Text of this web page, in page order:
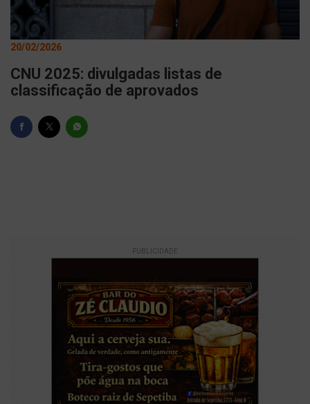
20/02/2026
CNU 2025: divulgadas listas de
classificação de aprovados
PUBLICIDADE